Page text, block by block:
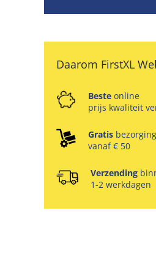
Daarom FirstXL
Beste online
prijs kwaliteit
Gratis bezorging
vanaf € 50
Verzending
1-2 werkdagen